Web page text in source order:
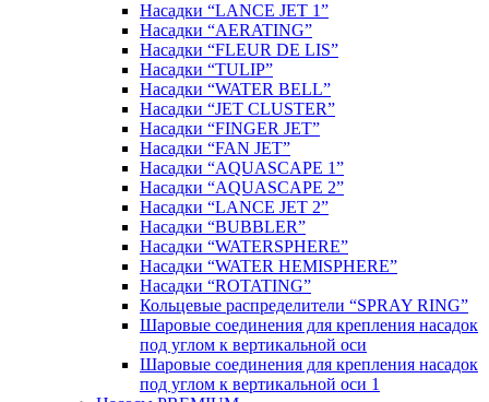
Насадки “LANCE JET 1”
Насадки “AERATING”
Насадки “FLEUR DE LIS”
Насадки “TULIP”
Насадки “WATER BELL”
Насадки “JET CLUSTER”
Насадки “FINGER JET”
Насадки “FAN JET”
Насадки “AQUASCAPE 1”
Насадки “AQUASCAPE 2”
Насадки “LANCE JET 2”
Насадки “BUBBLER”
Насадки “WATERSPHERE”
Насадки “WATER HEMISPHERE”
Насадки “ROTATING”
Кольцевые распределители “SPRAY RING”
Шаровые соединения для крепления насадок
под углом к вертикальной оси
Шаровые соединения для крепления насадок
под углом к вертикальной оси 1